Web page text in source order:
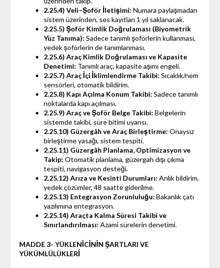
2.25.4) Veli–Şoför İletişimi: Numara paylaşmadan
sistem üzerinden, ses kayıtları 1 yıl saklanacak.
2.25.5) Şoför Kimlik Doğrulaması (Biyometrik
Yüz Tanıma): Sadece tanımlı şoförlerin kullanması,
yedek şoförlerin de tanımlanması.
2.25.6) Araç Kimlik Doğrulaması ve Kapasite
Denetimi: Tanımlı araç, kapasite aşımı engeli.
2.25.7) Araç İçi İklimlendirme Takibi: Sıcaklık/nem
sensörleri, otomatik bildirim.
2.25.8) Kapı Açılma Konum Takibi: Sadece tanımlı
noktalarda kapı açılması.
2.25.9) Araç ve Şoför Belge Takibi: Belgelerin
sistemde takibi, süre bitimi uyarısı.
2.25.10) Güzergâh ve Araç Birleştirme: Onaysız
birleştirme yasağı, sistem tespiti.
2.25.11) Güzergâh Planlama, Optimizasyon ve
Takip: Otomatik planlama, güzergah dışı çıkma
tespiti, navigasyon desteği.
2.25.12) Arıza ve Kesinti Durumları: Anlık bildirim,
yedek çözümler, 48 saatte giderilme.
2.25.13) Entegrasyon Zorunluluğu: Bakanlık çatı
yazılımına entegrasyon.
2.25.14) Araçta Kalma Süresi Takibi ve
Sınırlandırılması: Azami sürelerin denetimi.
MADDE 3- YÜKLENİCİNİN ŞARTLARI VE
YÜKÜMLÜLÜKLERİ